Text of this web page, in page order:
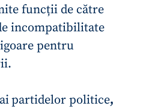
funcții de către
incompatibilitate
pentru
aipartidelor politice,